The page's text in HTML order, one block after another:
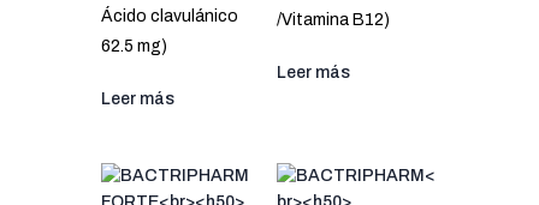
Ácido clavulánico
62.5 mg)
Leer más
/Vitamina B12)
Leer más